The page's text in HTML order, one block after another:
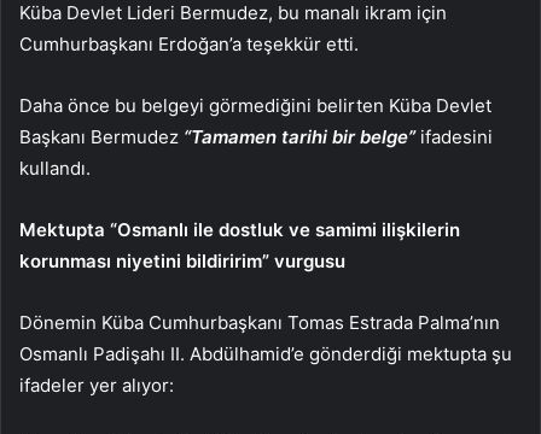
Küba Devlet Lideri Bermudez, bu manalı ikram için
Cumhurbaşkanı Erdoğan’a teşekkür etti.
Daha önce bu belgeyi görmediğini belirten Küba Devlet
Başkanı Bermudez “Tamamen tarihi bir belge”ifadesini
kullandı.
Mektupta “Osmanlı ile dostluk ve samimi ilişkilerin
korunması niyetini bildiririm” vurgusu
Dönemin Küba Cumhurbaşkanı Tomas Estrada Palma’nın
Osmanlı Padişahı II. Abdülhamid’e gönderdiği mektupta şu
ifadeler yer alıyor: